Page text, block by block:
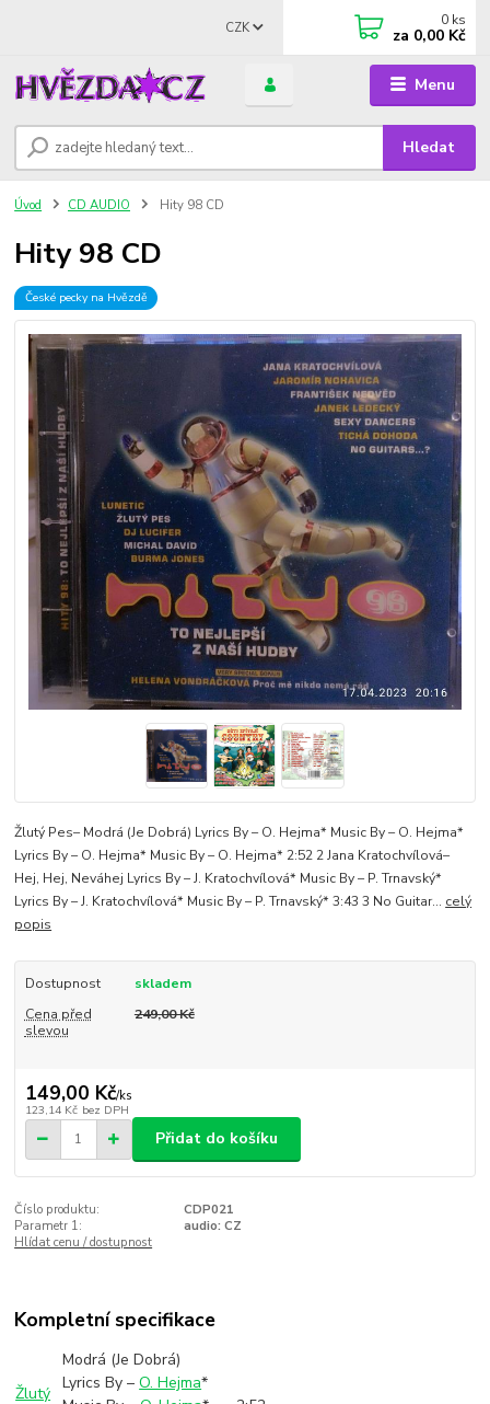
Menu
CZK
Hledat
0 ks
za 0,00 Kč
Úvod CD AUDIO Hity 98 CD
Hity 98 CD
České pecky na Hvězdě
Žlutý Pes– Modrá (Je Dobrá) Lyrics By – O. Hejma* Music By – O. Hejma*
Lyrics By – O. Hejma* Music By – O. Hejma* 2:52 2 Jana Kratochvílová–
Hej, Hej, Neváhej Lyrics By – J. Kratochvílová* Music By – P. Trnavský*
Lyrics By – J. Kratochvílová* Music By – P. Trnavský* 3:43 3 No Guitar... celý
popis
Dostupnost
skladem
Cena před
slevou
249,00 Kč
149,00 Kč/ks
123,14 Kč bez DPH
Přidat do košíku
Číslo produktu:
CDP021
Parametr 1:
audio: CZ
Hlídat cenu / dostupnost
Kompletní specifikace
Žlutý
Modrá (Je Dobrá)
Lyrics By –O. Hejma*